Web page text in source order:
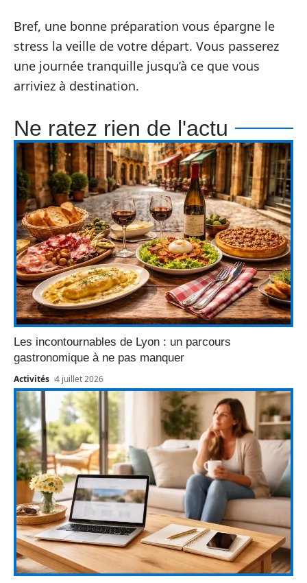
Bref, une bonne préparation vous épargne le
stress la veille de votre départ. Vous passerez
une journée tranquille jusqu’à ce que vous
arriviez à destination.
Ne ratez rien de l'actu
Les incontournables de Lyon : un parcours
gastronomique à ne pas manquer
Activités 4 juillet 2026